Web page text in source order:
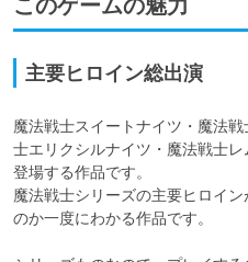
このゲームの魅力
主要ヒロイン総出演
魔法戦士スイートナイツ・魔法
士エリクシルナイツ・魔法戦士
登場する作品です。
魔法戦士シリーズの主要ヒロイ
のか一度にわかる作品です。